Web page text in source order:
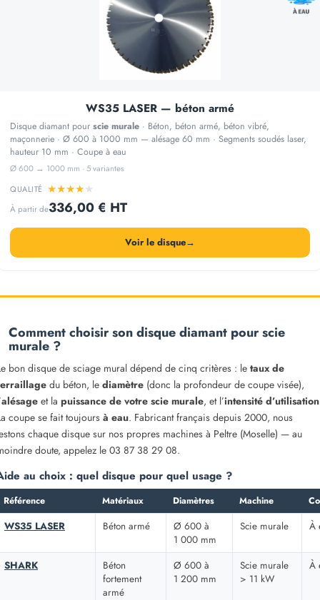
WS35 LASER — béton armé
Disque diamant pour scie murale · Béton, béton armé, béton vibré,
maçonnerie · Ø 600 à 1000 mm — alésage 60 mm · Segments soudés laser,
hauteur 10 mm · Coupe à eau
Ø 600 → 1000 mm · 5 variantes
QUALITÉ ★★★★★
À partir de336,00 € HT
Voir le disque→
Comment choisir son disque diamant pour scie
murale ?
bon disque de sciage mural dépend de cinq critères : le taux de
du béton, le diamètre (donc la profondeur de coupe visée),
alésage et la puissance de votre scie murale, et l’intensité d’utilisation
coupe se fait toujours à eau. Fabricant français depuis 2000, nous
chaque disque sur nos propres machines à Peltre (Moselle) — au
doute, appelez le 03 87 38 29 08.
au choix : quel disque pour quel usage ?
Référence Matériaux Diamètres Machine
WS35 LASER Béton armé
Ø 600 à
1 000 mm
Scie murale À
SHARK
Béton
fortement
armé
Ø 600 à
1 200 mm
Scie murale
> 11 kW
À